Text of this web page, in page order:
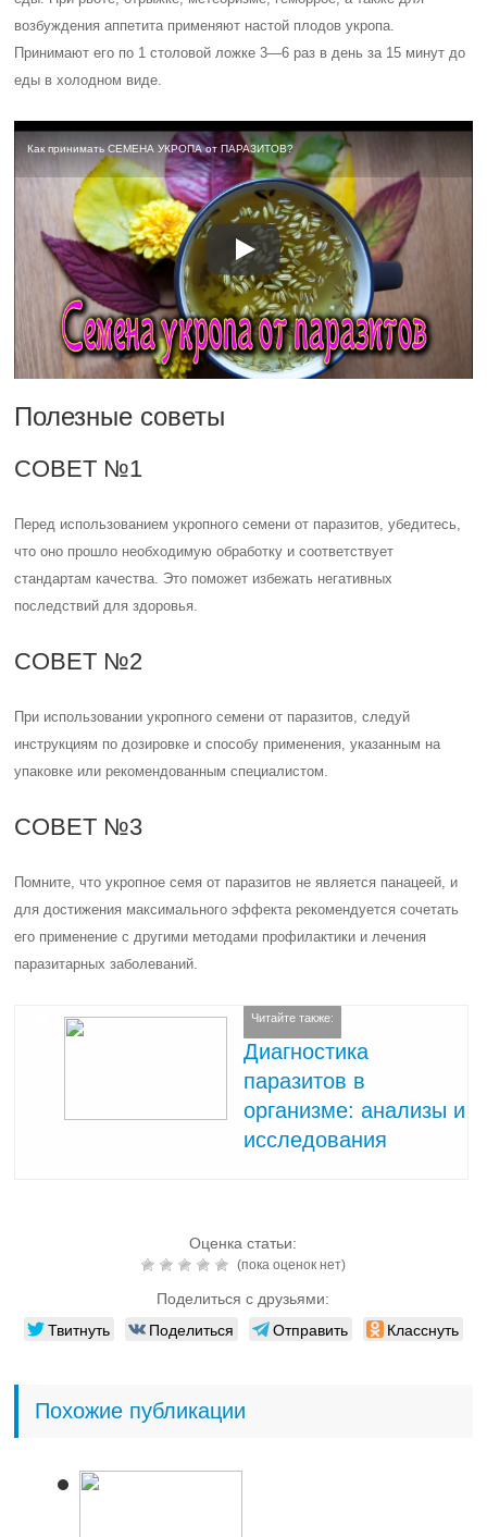
возбуждения аппетита применяют настой плодов укропа.
Принимают его по 1 столовой ложке 3—6 раз в день за 15 минут до
еды в холодном виде.
Как принимать СЕМЕНА УКРОПА от ПАРАЗИТОВ?
Полезные советы
СОВЕТ №1
Перед использованием укропного семени от паразитов, убедитесь,
что оно прошло необходимую обработку и соответствует
стандартам качества. Это поможет избежать негативных
последствий для здоровья.
СОВЕТ №2
При использовании укропного семени от паразитов, следуй
инструкциям по дозировке и способу применения, указанным на
упаковке или рекомендованным специалистом.
СОВЕТ №3
Помните, что укропное семя от паразитов не является панацеей, и
для достижения максимального эффекта рекомендуется сочетать
его применение с другими методами профилактики и лечения
паразитарных заболеваний.
Читайте также:
Диагностика
паразитов в
организме: анализы и
исследования
Оценка статьи:
(пока оценок нет)
Поделиться с друзьями:
Твитнуть Поделиться Отправить Класснуть
Похожие публикации